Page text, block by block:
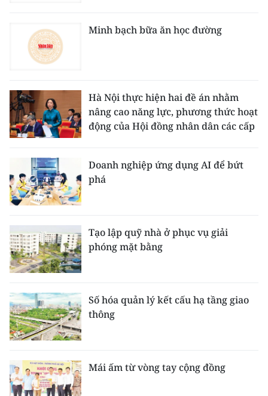
Minh bạch bữa ăn học đường
Hà Nội thực hiện hai đề án nhằm
nâng cao năng lực, phương thức hoạt
động của Hội đồng nhân dân các cấp
Doanh nghiệp ứng dụng AI để bứt
phá
Tạo lập quỹ nhà ở phục vụ giải
phóng mặt bằng
Số hóa quản lý kết cấu hạ tầng giao
thông
Mái ấm từ vòng tay cộng đồng